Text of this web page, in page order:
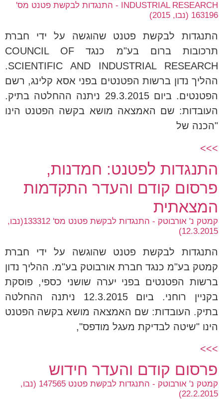
INDUSTRIAL RESEARCH - התנגדות לבקשת פטנט מס'
163196 (נבו, 2015)
התנגדות לבקשת פטנט שהוגשה על ידי חברת
תרכובות ברום בע"מ כנגד COUNCIL OF
SCIENTIFIC AND INDUSTRIAL RESEARCH.
ההליך נדון ברשות הפטנטים בפני אסא קלינג, רשם
הפטנטים. ביום 29.3.2015 ניתנה ההחלטה בתיק.
העובדות: שם האמצאה מושא בקשה הפטנט הינו
"הכנה של
>>>
התנגדות לפטנט: חמדנות,
פרסום קודם והעדר התקדמות
המצאתית
קמטק נ' אורבוטק - התנגדות לבקשת פטנט מס' 133312(נבו,
12.3.2015)
התנגדות לבקשת פטנט שהוגשה על ידי חברת
קמטק בע"מ כנגד חברת אורבוטק בע"מ. ההליך נדון
ברשות הפטנטים בפני יערה שושני כספי, פוסקת
בקניין רוחני. ביום 12.3.2015 ניתנה ההחלטה
בתיק. העובדות: שם האמצאה מושא בקשה הפטנט
הינו "שיטה לבדיקת מעגל מודפס",
>>>
פרסום קודם והעדר חידוש
קמטק נ' אורבוטק - התנגדות לבקשת פטנט 147565 (נבו,
22.2.2015)